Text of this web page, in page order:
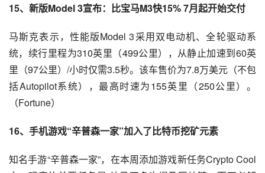
15、新版Model 3宣布：比宝马M3快15% 7月起开始交付
马斯克表示，性能版Model 3采用双电动机、全轮驱动系
统，续行里程为310英里（499公里），从静止加速到60英
里（97公里）/小时仅需3.5秒。该车售价为7.8万美元（不包
括Autopilot系统），最高时速为155英里（250公里）。
（Fortune）
16、 手机游戏“辛普森一家”加入了比特币挖矿元素
知名手游“辛普森一家”，在本周添加游戏新任务Crypto Cool